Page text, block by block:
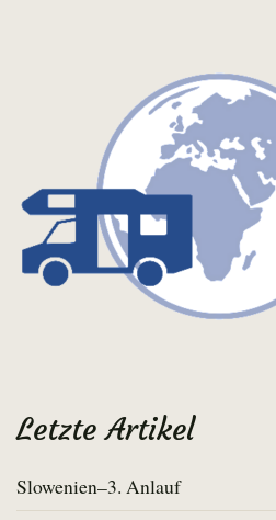
Letzte Artikel
Slowenien–3. Anlauf